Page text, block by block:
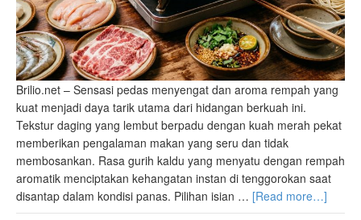
Brilio.net – Sensasi pedas menyengat dan aroma rempah yang
kuat menjadi daya tarik utama dari hidangan berkuah ini.
Tekstur daging yang lembut berpadu dengan kuah merah pekat
memberikan pengalaman makan yang seru dan tidak
membosankan. Rasa gurih kaldu yang menyatu dengan rempah
aromatik menciptakan kehangatan instan di tenggorokan saat
disantap dalam kondisi panas. Pilihan isian … [Read more…]